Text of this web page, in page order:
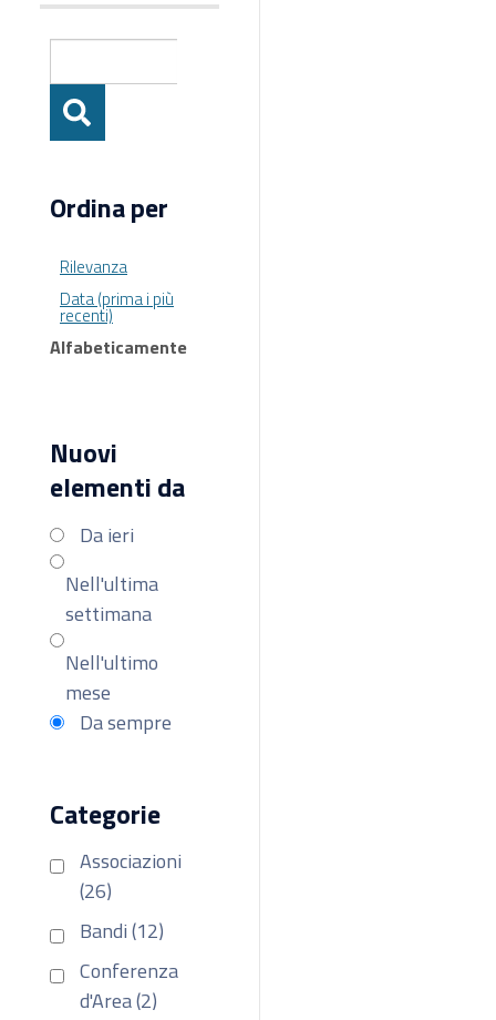
Ordina per
Rilevanza
Data (prima i più
recenti)
Alfabeticamente
Nuovi
elementi da
Da ieri
Nell'ultima
settimana
Nell'ultimo
mese
Da sempre
Categorie
Associazioni
(26)
Bandi (12)
Conferenza
d'Area (2)